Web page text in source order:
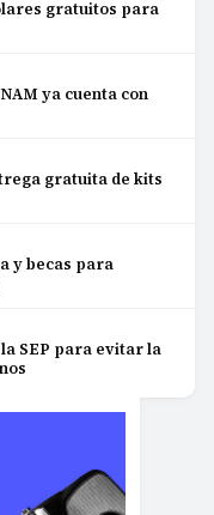
gratuitos para
ya cuenta con
gratuita de kits
y becas para
SEP para evitar la